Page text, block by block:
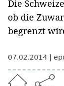
Die
ob die
begrenzt
07.02.2014